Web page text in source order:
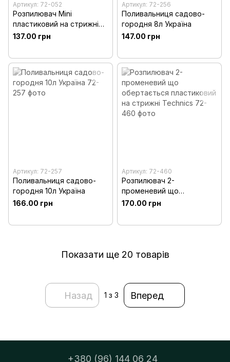
Артикул: 72-052
Розпилювач Mini
пластиковий на стрижні
VERANO
137.00 грн
Артикул: 72-256
Поливальниця садово-
городня 8л Україна
147.00 грн
Артикул: 72-257
Поливальниця садово-
городня 10л Україна
166.00 грн
Артикул: 72-460
Розпилювач 2-
променевий що
обертається пластиковий
170.00 грн
Показати ще 20 товарів
Назад 1 з 3 Вперед
+380 (96) 144 06 24